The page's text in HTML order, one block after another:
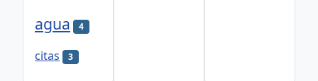
agua 4
citas 3